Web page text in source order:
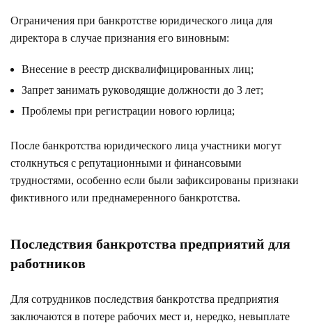
Ограничения при банкротстве юридического лица для
директора в случае признания его виновным:
Внесение в реестр дисквалифицированных лиц;
Запрет занимать руководящие должности до 3 лет;
Проблемы при регистрации нового юрлица;
После банкротства юридического лица участники могут
столкнуться с репутационными и финансовыми
трудностями, особенно если были зафиксированы признаки
фиктивного или преднамеренного банкротства.
Последствия банкротства предприятий для
работников
Для сотрудников последствия банкротства предприятия
заключаются в потере рабочих мест и, нередко, невыплате